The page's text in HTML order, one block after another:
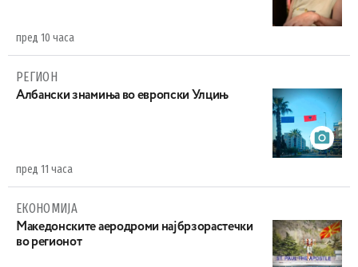
пред 10 часа
РЕГИОН
Aлбански знамиња во европски Улцињ
пред 11 часа
ЕКОНОМИЈА
Maкедонските аеродроми најбрзорастечки
во регионот